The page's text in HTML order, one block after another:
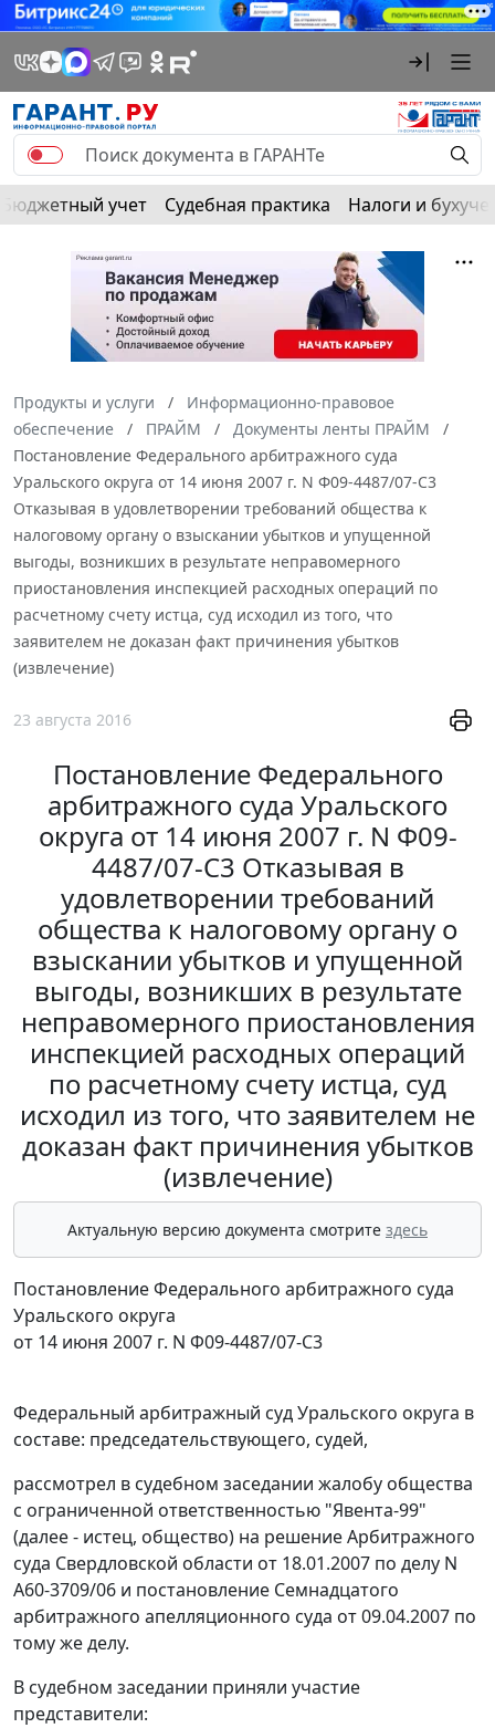
Бюджетный учет Судебная практика Налоги и
Продукты и услуги
Информационно-правовое
обеспечение
ПРАЙМ
Документы ленты ПРАЙМ
Постановление Федерального арбитражного суда
Уральского округа от 14 июня 2007 г. N Ф09-4487/07-С3
Отказывая в удовлетворении требований общества к
налоговому органу о взыскании убытков и упущенной
выгоды, возникших в результате неправомерного
приостановления инспекцией расходных операций по
расчетному счету истца, суд исходил из того, что
заявителем не доказан факт причинения убытков
(извлечение)
23 августа 2016
Постановление Федерального
арбитражного суда Уральского
округа от 14 июня 2007 г. N Ф09-
4487/07-С3 Отказывая в
удовлетворении требований
общества к налоговому органу о
взыскании убытков и упущенной
выгоды, возникших в результате
неправомерного приостановления
инспекцией расходных операций
по расчетному счету истца, суд
исходил из того, что заявителем не
доказан факт причинения убытков
(извлечение)
Актуальную версию документа смотрите здесь
Постановление Федерального арбитражного суда
Уральского округа
от 14 июня 2007 г. N Ф09-4487/07-С3
Федеральный арбитражный суд Уральского округа в
составе: председательствующего, судей,
рассмотрел в судебном заседании жалобу общества
с ограниченной ответственностью "Явента-99"
(далее - истец, общество) на решение Арбитражного
суда Свердловской области от 18.01.2007 по делу N
А60-3709/06 и постановление Семнадцатого
арбитражного апелляционного суда от 09.04.2007 по
тому же делу.
В судебном заседании приняли участие
представители: